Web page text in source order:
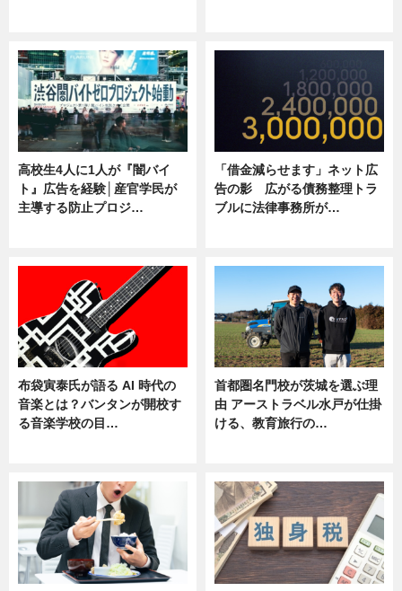
高校生4人に1人が『闇バイ
ト』広告を経験│産官学民が
主導する防止プロジ…
「借金減らせます」ネット広
告の影 広がる債務整理トラ
ブルに法律事務所が…
布袋寅泰氏が語る AI 時代の
音楽とは？バンタンが開校す
る音楽学校の目…
首都圏名門校が茨城を選ぶ理
由 アーストラベル水戸が仕掛
ける、教育旅行の…